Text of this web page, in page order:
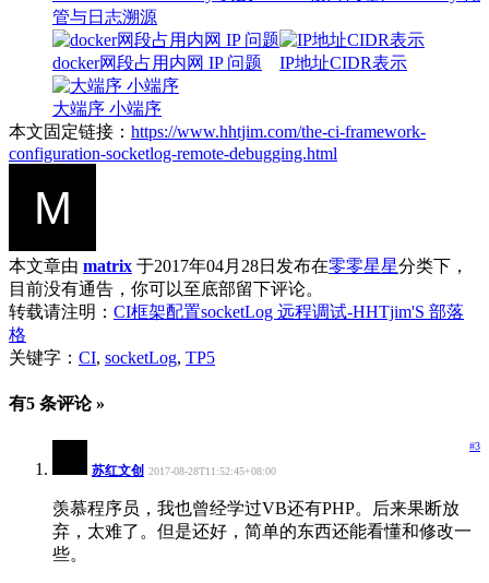
管与日志溯源
docker网段占用内网 IP 问题 IP地址CIDR表示
大端序 小端序
本文固定链接： https://www.hhtjim.com/the-ci-framework-
configuration-socketlog-remote-debugging.html
本文章由 matrix 于2017年04月28日发布在零零星星分类下，
目前没有通告，你可以至底部留下评论。
转载请注明： CI框架配置socketLog 远程调试-HHTjim'S 部落
格
关键字： CI, socketLog, TP5
有5 条评论 »
苏红文创 2017-08-28T11:52:45+08:00
#3
羡慕程序员，我也曾经学过VB还有PHP。后来果断放
弃，太难了。但是还好，简单的东西还能看懂和修改一
些。